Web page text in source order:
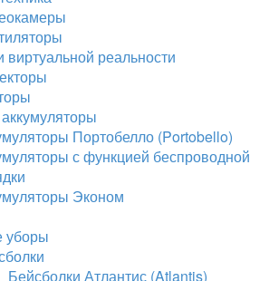
виртуальной реальности
Портобелло (Portobello)
с функцией беспроводной
Эконом
уборы
Бейсболки Атлантис (Atlantis)